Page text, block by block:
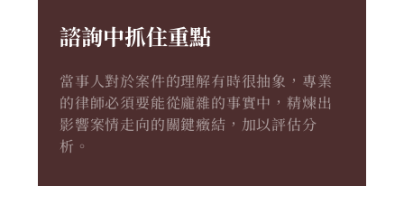
諮詢中抓住重點
當事人對於案件的理解有時很抽象，專業
的律師必須要能從龐雜的事實中，精煉出
影響案情走向的關鍵癥結，加以評估分
析。